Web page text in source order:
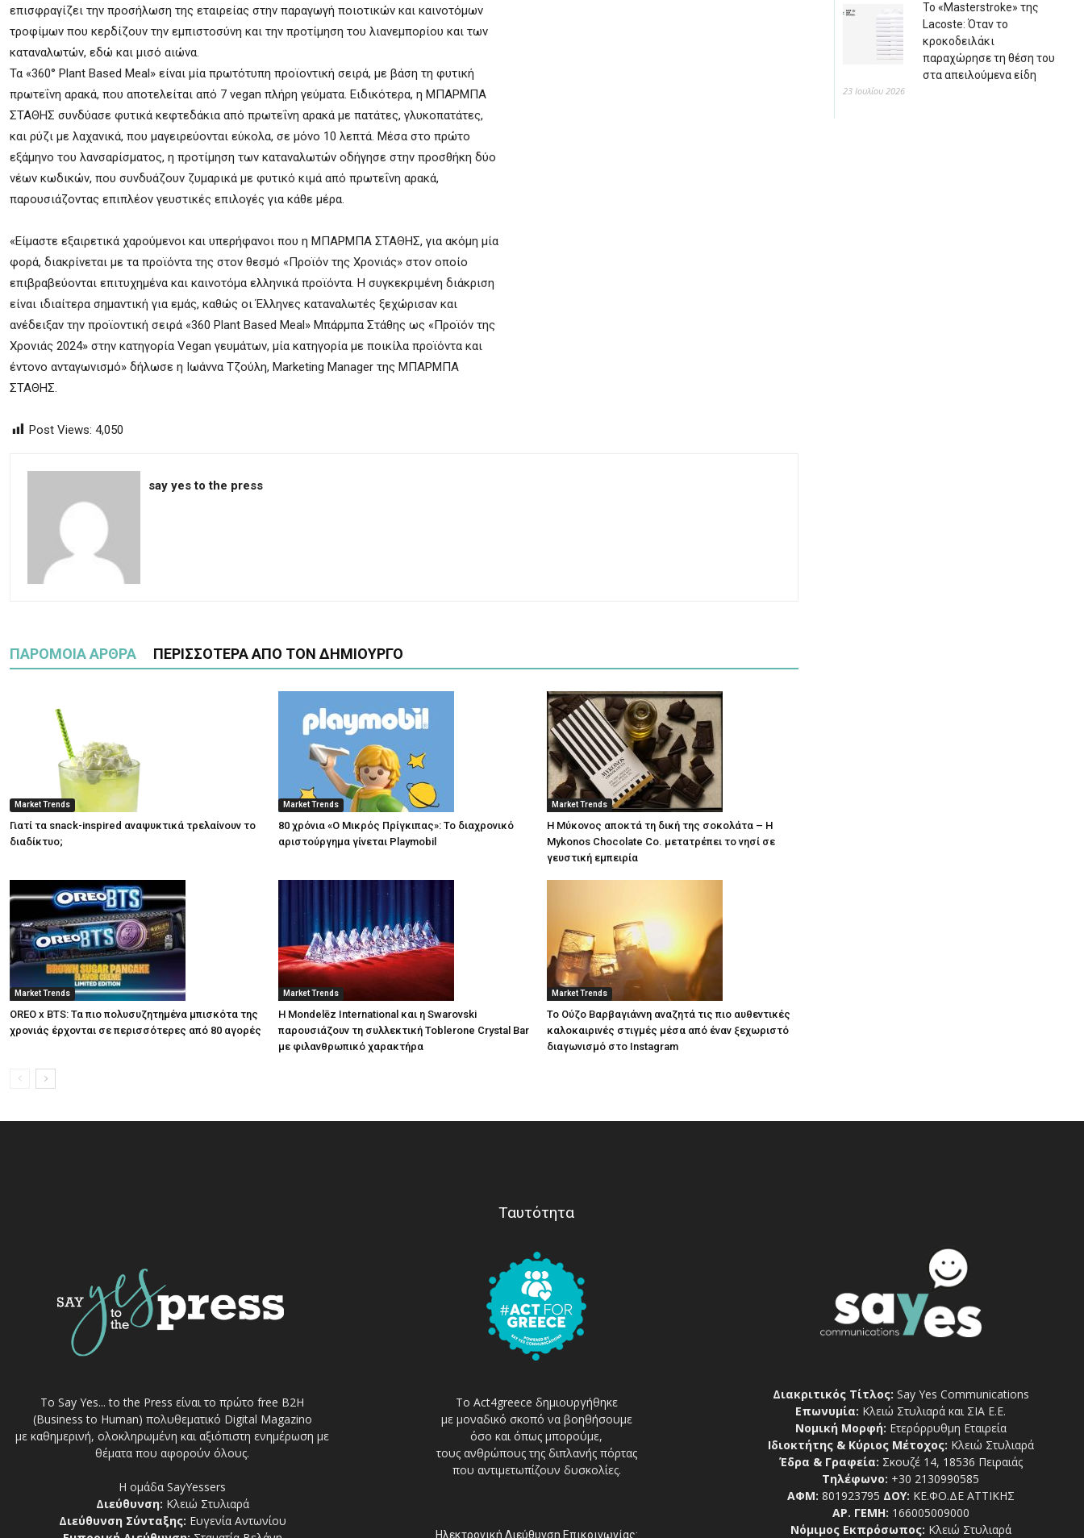
επισφραγίζει την προσήλωση της εταιρείας στην παραγωγή ποιοτικών και καινοτόμων
τροφίμων που κερδίζουν την εμπιστοσύνη και την προτίμηση του λιανεμπορίου και των
καταναλωτών, εδώ και μισό αιώνα.
Τα «360° Plant Based Meal» είναι μία πρωτότυπη προϊοντική σειρά, με βάση τη φυτική
πρωτεΐνη αρακά, που αποτελείται από 7 vegan πλήρη γεύματα. Ειδικότερα, η ΜΠΑΡΜΠΑ
ΣΤΑΘΗΣ συνδύασε φυτικά κεφτεδάκια από πρωτεΐνη αρακά με πατάτες, γλυκοπατάτες,
και ρύζι με λαχανικά, που μαγειρεύονται εύκολα, σε μόνο 10 λεπτά. Μέσα στο πρώτο
εξάμηνο του λανσαρίσματος, η προτίμηση των καταναλωτών οδήγησε στην προσθήκη δύο
νέων κωδικών, που συνδυάζουν ζυμαρικά με φυτικό κιμά από πρωτεΐνη αρακά,
παρουσιάζοντας επιπλέον γευστικές επιλογές για κάθε μέρα.
«Είμαστε εξαιρετικά χαρούμενοι και υπερήφανοι που η ΜΠΑΡΜΠΑ ΣΤΑΘΗΣ, για ακόμη μία
φορά, διακρίνεται με τα προϊόντα της στον θεσμό «Προϊόν της Χρονιάς» στον οποίο
επιβραβεύονται επιτυχημένα και καινοτόμα ελληνικά προϊόντα. Η συγκεκριμένη διάκριση
είναι ιδιαίτερα σημαντική για εμάς, καθώς οι Έλληνες καταναλωτές ξεχώρισαν και
ανέδειξαν την προϊοντική σειρά «360 Plant Based Meal» Μπάρμπα Στάθης ως «Προϊόν της
Χρονιάς 2024» στην κατηγορία Vegan γευμάτων, μία κατηγορία με ποικίλα προϊόντα και
έντονο ανταγωνισμό» δήλωσε η Ιωάννα Τζούλη, Marketing Manager της ΜΠΑΡΜΠΑ
ΣΤΑΘΗΣ.
Post Views: 4,050
say yes to the press
ΠΑΡΟΜΟΙΑ ΑΡΘΡΑ ΠΕΡΙΣΣΟΤΕΡΑ ΑΠΟ ΤΟΝ ΔΗΜΙΟΥΡΓΟ
Market Trends
Γιατί τα snack-inspired αναψυκτικά τρελαίνουν το
διαδίκτυο;
Market Trends
80 χρόνια «Ο Μικρός Πρίγκιπας»: Το διαχρονικό
αριστούργημα γίνεται Playmobil
Market Trends
Η Μύκονος αποκτά τη δική της σοκολάτα – Η
Mykonos Chocolate Co. μετατρέπει το νησί σε
γευστική εμπειρία
Market Trends
OREO x BTS: Τα πιο πολυσυζητημένα μπισκότα της
χρονιάς έρχονται σε περισσότερες από 80 αγορές
Market Trends
Η Mondelēz International και η Swarovski
παρουσιάζουν τη συλλεκτική Toblerone Crystal Bar
με φιλανθρωπικό χαρακτήρα
Market Trends
Το Ούζο Βαρβαγιάννη αναζητά τις πιο αυθεντικές
καλοκαιρινές στιγμές μέσα από έναν ξεχωριστό
διαγωνισμό στο Instagram
Το «Masterstroke» της
Lacoste: Όταν το
κροκοδειλάκι
παραχώρησε τη θέση του
στα απειλούμενα είδη
23 Ιουλίου 2026
Το Say Yes... to the Press είναι το πρώτο free Β2Η
(Business to Human) πολυθεματικό Digital Magazino
με καθημερινή, ολοκληρωμένη και αξιόπιστη ενημέρωση με
θέματα που αφορούν όλους.
Η ομάδα SayYessers
Διεύθυνση: Κλειώ Στυλιαρά
Διεύθυνση Σύνταξης: Ευγενία Αντωνίου
Ταυτότητα
Το Act4greece δημιουργήθηκε
με μοναδικό σκοπό να βοηθήσουμε
όσο και όπως μπορούμε,
τους ανθρώπους της διπλανής πόρτας
που αντιμετωπίζουν δυσκολίες.
Ηλεκτρονική Διεύθυνση Επικοινωνίας:
Διακριτικός Τίτλος: Say Yes Communications
Επωνυμία: Κλειώ Στυλιαρά και ΣΙΑ Ε.Ε.
Νομική Μορφή: Ετερόρρυθμη Εταιρεία
Ιδιοκτήτης & Κύριος Μέτοχος: Κλειώ Στυλιαρά
Έδρα & Γραφεία: Σκουζέ 14, 18536 Πειραιάς
Τηλέφωνο: +30 2130990585
ΑΦΜ: 801923795 ΔΟΥ: ΚΕ.ΦΟ.ΔΕ ΑΤΤΙΚΗΣ
ΑΡ. ΓΕΜΗ: 166005009000
Νόμιμος Εκπρόσωπος: Κλειώ Στυλιαρά